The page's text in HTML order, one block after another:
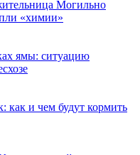
Могильно
«химии»
ямы: ситуацию
как и чем будут кормить